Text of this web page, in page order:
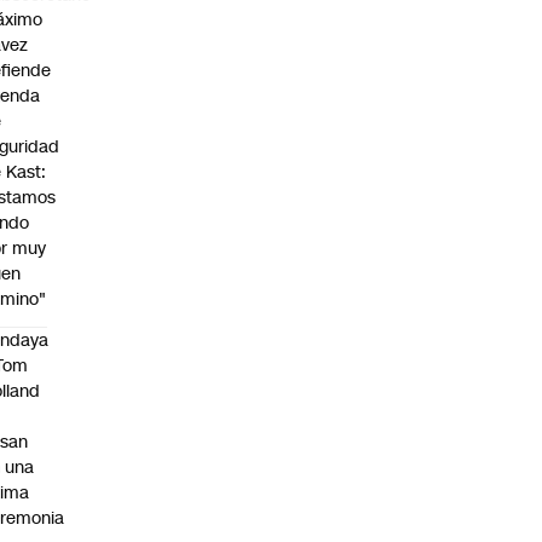
Kast:
muy
una